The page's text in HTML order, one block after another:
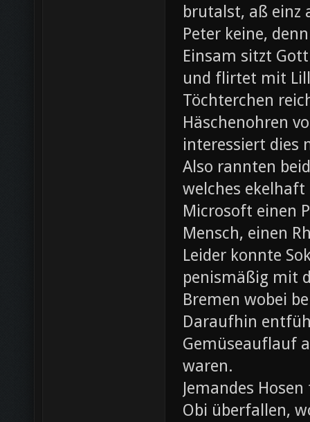
brutalst, aß einz
Peter keine,
Einsam sitzt
und flirtet mit
Töchterchen
Häschenohren
interessiert dies
Also rannten
welches
Microsoft einen
Mensch, einen
Leider konnte
penismäßig mit
Bremen wobei
Daraufhin
Gemüseauflauf
waren.
Jemandes
Obi überfallen,